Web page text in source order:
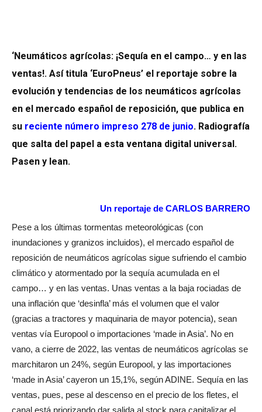
‘Neumáticos agrícolas: ¡Sequía en el campo… y en las
ventas!. Así titula ‘EuroPneus’ el reportaje sobre la
evolución y tendencias de los neumáticos agrícolas
en el mercado español de reposición, que publica en
su reciente número impreso 278 de junio. Radiografía
que salta del papel a esta ventana digital universal.
Pasen y lean.
Un reportaje de CARLOS BARRERO
Pese a los últimas tormentas meteorológicas (con
inundaciones y granizos incluidos), el mercado español de
reposición de neumáticos agrícolas sigue sufriendo el cambio
climático y atormentado por la sequía acumulada en el
campo… y en las ventas. Unas ventas a la baja rociadas de
una inflación que ‘desinfla’ más el volumen que el valor
(gracias a tractores y maquinaria de mayor potencia), sean
ventas vía Europool o importaciones ‘made in Asia’. No en
vano, a cierre de 2022, las ventas de neumáticos agrícolas se
marchitaron un 24%, según Europool, y las importaciones
‘made in Asia’ cayeron un 15,1%, según ADINE. Sequía en las
ventas, pues, pese al descenso en el precio de los fletes, el
canal está priorizando dar salida al stock para capitalizar el